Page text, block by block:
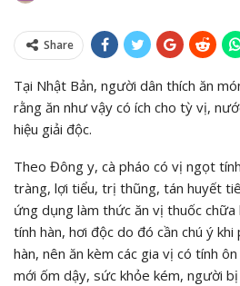
Share
Tại Nhật Bản, người dân thích ăn
rằng ăn như vậy có ích cho tỳ vị,
hiệu giải độc.
Theo Đông y, cà pháo có vị ngọt
tràng, lợi tiểu, trị thũng, tán huyết
ứng dụng làm thức ăn vị thuốc chữa
tính hàn, hơi độc do đó cần chú ý
hàn, nên ăn kèm các gia vị có tính
mới ốm dậy, sức khỏe kém, người